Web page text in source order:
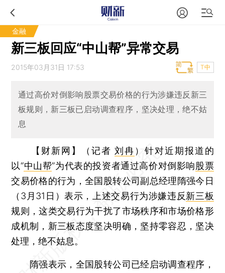
金融
新三板回应“中山帮”异常交易
2015年03月31日 17:53 T中
通过高价对倒影响股票交易价格的行为涉嫌违反新三
板规则，新三板已启动调查程序，坚决处理，绝不姑
息
【财新网】（记者刘冉 ）针对近期报道的
以“中山帮”为代表的投资者通过高价对倒影响股票
交易价格的行为，全国股转公司副总经理隋强今日
（3月31日）表示，上述交易行为涉嫌违反新三板
规则，这类交易行为干扰了市场秩序和市场价格形
成机制，新三板态度坚决明确，坚持零容忍，坚决
处理，绝不姑息。
隋强表示，全国股转公司已经启动调查程序，